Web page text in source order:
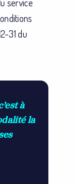
31 du
à
la